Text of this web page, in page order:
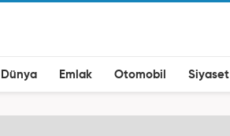
Dünya Emlak Otomobil Siyaset